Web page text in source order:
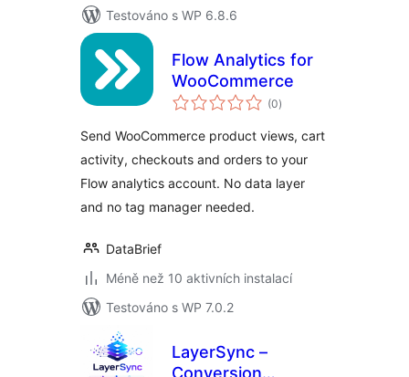
Testováno s WP 6.8.6
Flow Analytics for
WooCommerce
(0celkové
hodnocení
)
Send WooCommerce product views, cart
activity, checkouts and orders to your
Flow analytics account. No data layer
and no tag manager needed.
DataBrief
Méně než 10 aktivních instalací
Testováno s WP 7.0.2
LayerSync –
Conversion